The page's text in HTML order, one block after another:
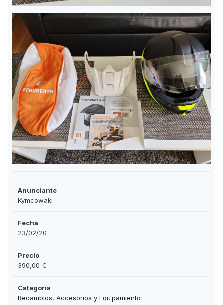
Anunciante
Kymcowaki
Fecha
23/02/20
Precio
390,00 €
Categoría
Recambios, Accesorios y Equipamiento